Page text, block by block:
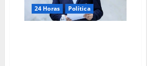
24 Horas Política